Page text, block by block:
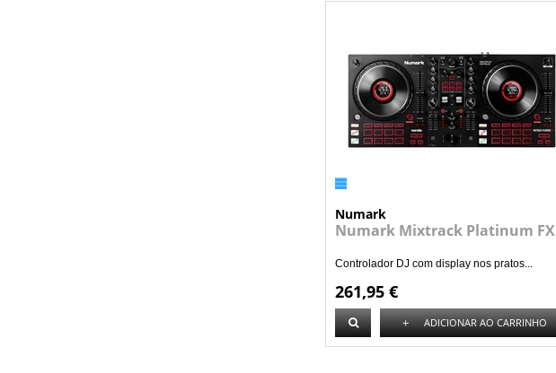
Numark
Numark Mixtrack Platinum FX
Controlador DJ com display nos pratos...
261,95 €
+ ADICIONAR AO CARRINHO